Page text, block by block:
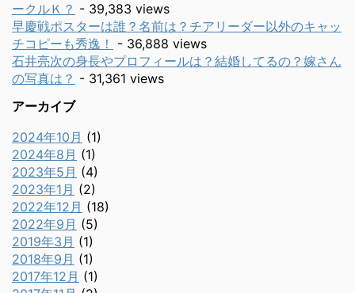
ークルＫ？ - 39,383 views
早慶戦ポスターは誰？名前は？チアリーダー以外のキャッ
チコピーも秀逸！
- 36,888 views
石井亮次の身長やプロフィールは？結婚してるの？嫁さん
の写真は？ - 31,361 views
アーカイブ
2024年10月 (1)
2024年8月 (1)
2023年5月 (4)
2023年1月 (2)
2022年12月 (18)
2022年9月 (5)
2019年3月 (1)
2018年9月 (1)
2017年12月 (1)